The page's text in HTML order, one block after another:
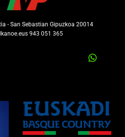
- San Sebastian Gipuzkoa 20014
943 051 365